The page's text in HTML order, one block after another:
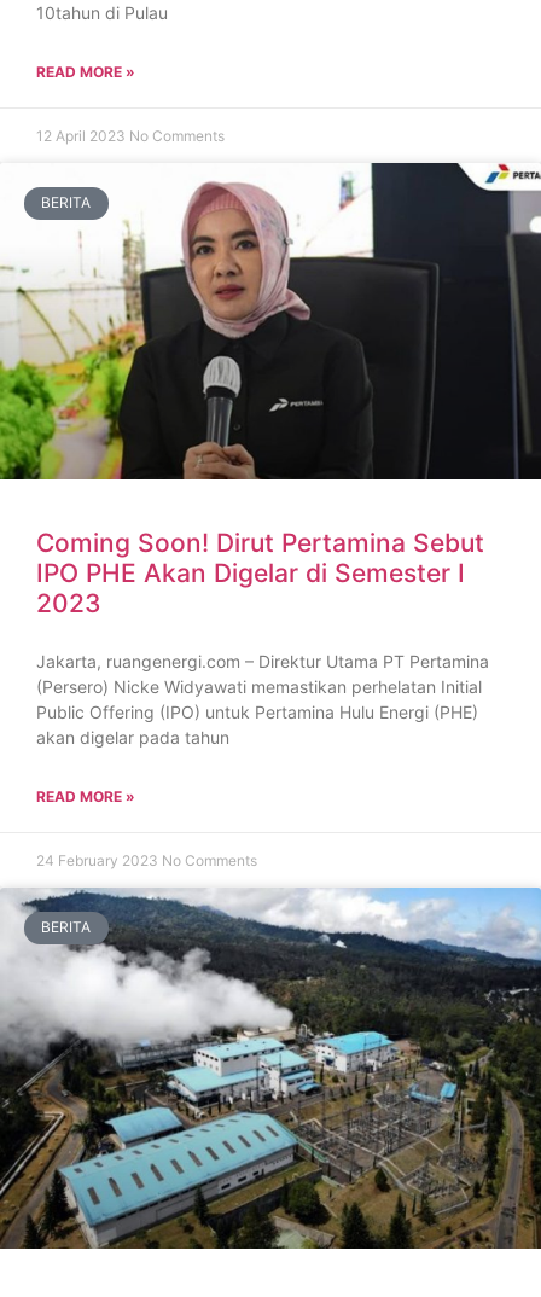
10tahun di Pulau
READ MORE »
12 April 2023 No Comments
BERITA
Coming Soon! Dirut Pertamina Sebut
IPO PHE Akan Digelar di Semester I
2023
Jakarta, ruangenergi.com – Direktur Utama PT Pertamina
(Persero) Nicke Widyawati memastikan perhelatan Initial
Public Offering (IPO) untuk Pertamina Hulu Energi (PHE)
akan digelar pada tahun
READ MORE »
24 February 2023 No Comments
BERITA